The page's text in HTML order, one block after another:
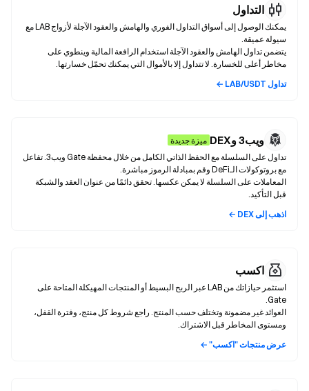
التداول
يمكنك الوصول إلى أسواق التداول الفوري والهامش والعقود الآجلة لأزواج LAB مع
يتضمن تداول الهامش والعقود الآجلة استخدام الرافعة المالية وينطوي على
مخاطر أعلى للخسارة. لا تتداول إلا بالأموال التي يمكنك تحمّل خسارتها.
تداول LAB/USDT ←
ويب3 وDEX
ميزة جديدة
تداول على السلسلة مع الحفظ الذاتي الكامل من خلال محفظة Gate ويب3. تفاعل
المعاملات على السلسلة لا يمكن عكسها. تحقق دائمًا من عنوان العقد والشبكة
قبل التأكيد.
اذهب إلى DEX ←
اكسب
استثمر حيازاتك من LAB عبر الربح البسيط أو المنتجات المهيكلة المتاحة على
العوائد غير مضمونة وتختلف حسب المنتج. راجع شروط كل منتج، وفترة القفل،
ومستوى المخاطر قبل الاشتراك.
عرض منتجات "اكسب" ←